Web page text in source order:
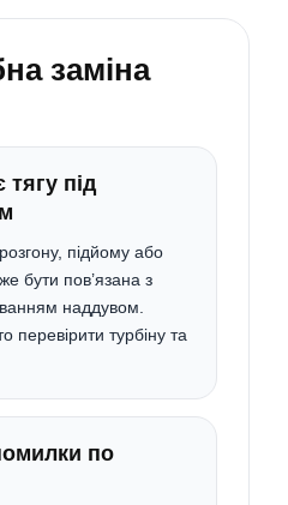
заміна
тягу під
підйому або
бути пов’язана з
наддувом.
перевірити турбіну та
по